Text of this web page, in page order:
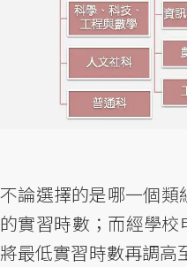
不論選擇的是哪一個
的實習時數；而經學
將最低實習時數再調高